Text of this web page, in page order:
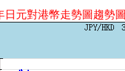
日元對港幣走勢圖趨勢圖